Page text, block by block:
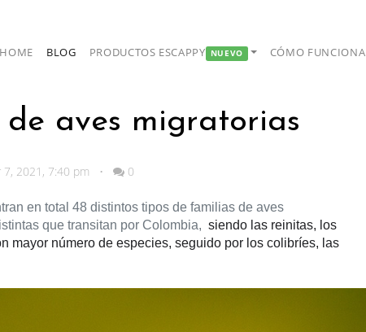
HOME BLOG PRODUCTOS ESCAPPY NUEVO CÓMO FUNCIONA
aves migratorias
2021, 7:40 pm • 0
en total 48 distintos tipos de familias de aves
que transitan por Colombia, siendo las reinitas, los
mayor número de especies, seguido por los colibríes, las